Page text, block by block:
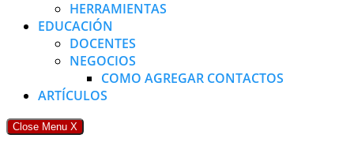
HERRAMIENTAS
EDUCACIÓN
DOCENTES
NEGOCIOS
COMO AGREGAR CONTACTOS
ARTÍCULOS
Close Menu X